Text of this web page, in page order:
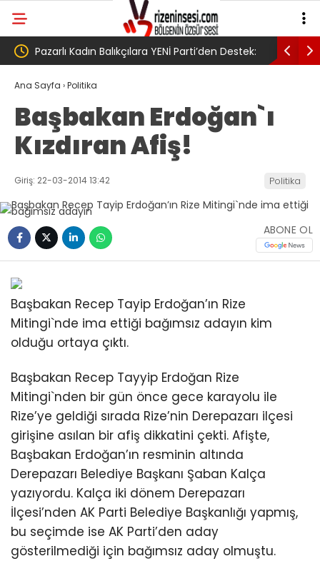
Destek: AV. Süzen “Meclis’e gelen Çerçeve
Yasa Türkiye’de yeni bir başlangıç için
umudumuzun fidesi olmuştur”
Ana Sayfa ›Politika
Başbakan Erdoğan`ı
Kızdıran Afiş!
Giriş: 22-03-2014 13:42 Politika
ABONE OL
Başbakan Recep Tayip Erdoğan’ın Rize
Mitingi`nde ima ettiği bağımsız adayın kim
olduğu ortaya çıktı.
Başbakan Recep Tayyip Erdoğan Rize
Mitingi`nden bir gün önce gece karayolu ile
Rize’ye geldiği sırada Rize’nin Derepazarı ilçesi
girişine asılan bir afiş dikkatini çekti. Afişte,
Başbakan Erdoğan’ın resminin altında
Derepazarı Belediye Başkanı Şaban Kalça
yazıyordu. Kalça iki dönem Derepazarı
İlçesi’nden AK Parti Belediye Başkanlığı yapmış,
bu seçimde ise AK Parti’den aday
gösterilmediği için bağımsız aday olmuştu.